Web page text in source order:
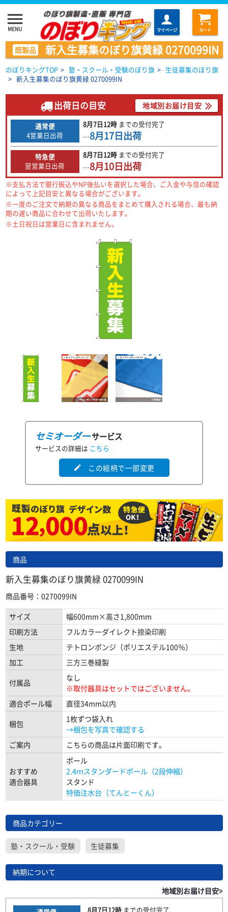
menu
MENU マイページ カート
既製品 新入生募集のぼり旗黄緑 0270099IN
のぼりキングTOP > 塾・スクール・受験のぼり旗 > 生徒募集のぼり旗
> 新入生募集のぼり旗黄緑 0270099IN
出荷日の目安 地域別お届け目安
通常便
4営業日出荷
8月7日12時 までの受付完了
…8月17日出荷
特急便
翌営業日出荷
8月7日12時 までの受付完了
…8月10日出荷
※支払方法で銀行振込やNP後払いを選択した場合、ご入金や与信の確認
によって上記目安と異なる場合がございます。
※一度のご注文で納期の異なる商品をまとめて購入される場合、最も納
期の遅い商品に合わせて出荷いたします。
※土日祝日は営業日に含まれません。
セミオーダーサービス
サービスの詳細は こちら
edit この絵柄で一部変更
商品
新入生募集のぼり旗黄緑 0270099IN
商品番号：0270099IN
サイズ
幅600mm×高さ1,800mm
印刷方法
フルカラーダイレクト捺染印刷
生地
テトロンポンジ（ポリエステル100％）
加工
三方三巻縫製
付属品
なし
※取付器具はセットではございません。
適合ポール幅
直径34mm以内
梱包
1枚ずつ袋入れ
→梱包を写真で確認する
ご案内
こちらの商品は片面印刷です。
おすすめ
適合器具
ポール
2.4ｍスタンダードポール（2段伸縮）
スタンド
特価注水台（てんとーくん）
商品カテゴリー
塾・スクール・受験 生徒募集
納期について
地域別お届け目安
8月7日12時までの受付完了